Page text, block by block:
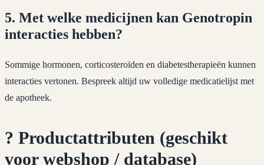
5. Met welke medicijnen kan Genotropin
interacties hebben?
Sommige hormonen, corticosteroïden en diabetestherapieën kunnen
interacties vertonen. Bespreek altijd uw volledige medicatielijst met
de apotheek.
? Productattributen (geschikt
voor webshop / database)